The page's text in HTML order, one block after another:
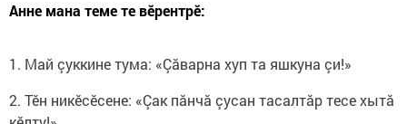
Анне мана теме те вӗрентрӗ:
1. Май çуккине тума: «Çăварна хуп та яшкуна çи!»
2. Тӗн никӗсӗсене: «Çак пăнчă çусан тасалтăр тесе хытă